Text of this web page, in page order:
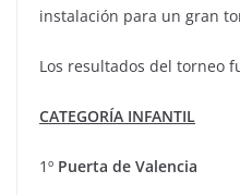
instalación para un gran
Los resultados del torneo
CATEGORÍA INFANTIL
1º Puerta de Valencia